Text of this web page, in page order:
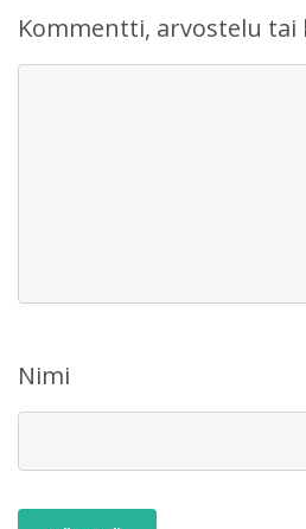
Kommentti, arvostelu tai
Nimi